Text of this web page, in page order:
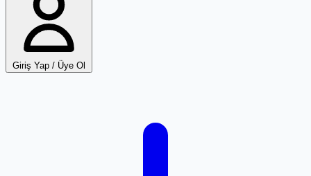
Giriş Yap / Üye Ol